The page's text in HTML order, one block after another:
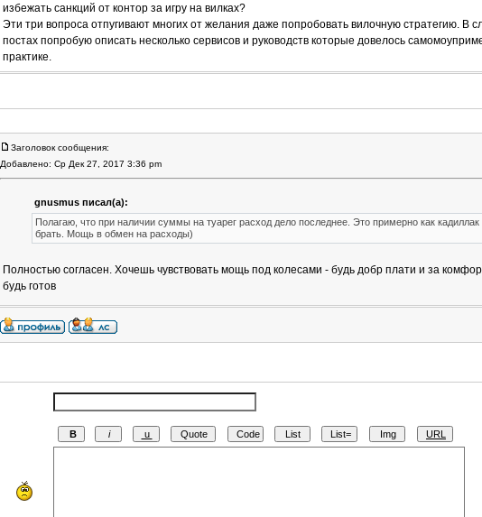
избежать санкций от контор за игру на вилках?
Эти три вопроса отпугивают многих от желания даже попробовать вилочную стратегию. В
постах попробую описать несколько сервисов и руководств которые довелось
практике.
Заголовок сообщения:
Добавлено: Ср Дек 27, 2017 3:36 pm
gnusmus писал(а):
Полагаю, что при наличии суммы на туарег расход дело последнее. Это примерно как кадиллак
брать. Мощь в обмен на расходы)
Полностью согласен. Хочешь чувствовать мощь под колесами - будь добр плати и за
будь готов